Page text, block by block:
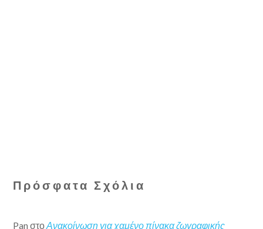
Πρόσφατα Σχόλια
Pan στοΑνακοίνωση για χαμένο πίνακα ζωγραφικής